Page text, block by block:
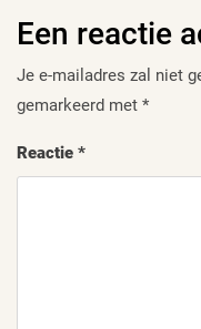
Een reactie
Je e-mailadres zal niet
gemarkeerd met *
Reactie *